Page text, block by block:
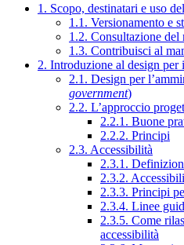
1. Scopo, destinatari e uso
1.1. Versionamento e
1.2. Consultazione del
1.3. Contribuisci al
2. Introduzione al design
2.1. Design per
government)
2.2. L’approccio
2.2.1. Buone
2.2.2. Principi
2.3. Accessibilità
2.3.1.
2.3.2.
2.3.3. Principi
2.3.4. Linee
2.3.5. Come
accessibilità